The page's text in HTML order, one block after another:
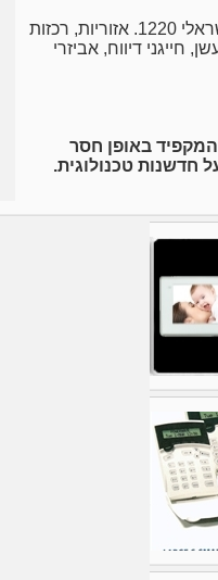
• גילוי אש – רכזות גילוי לפי התקן הישראלי 1220. אזוריות, רכזות
חייגני דיווח, אביזרי
באופן חסר
חדשנות טכנולוגית.